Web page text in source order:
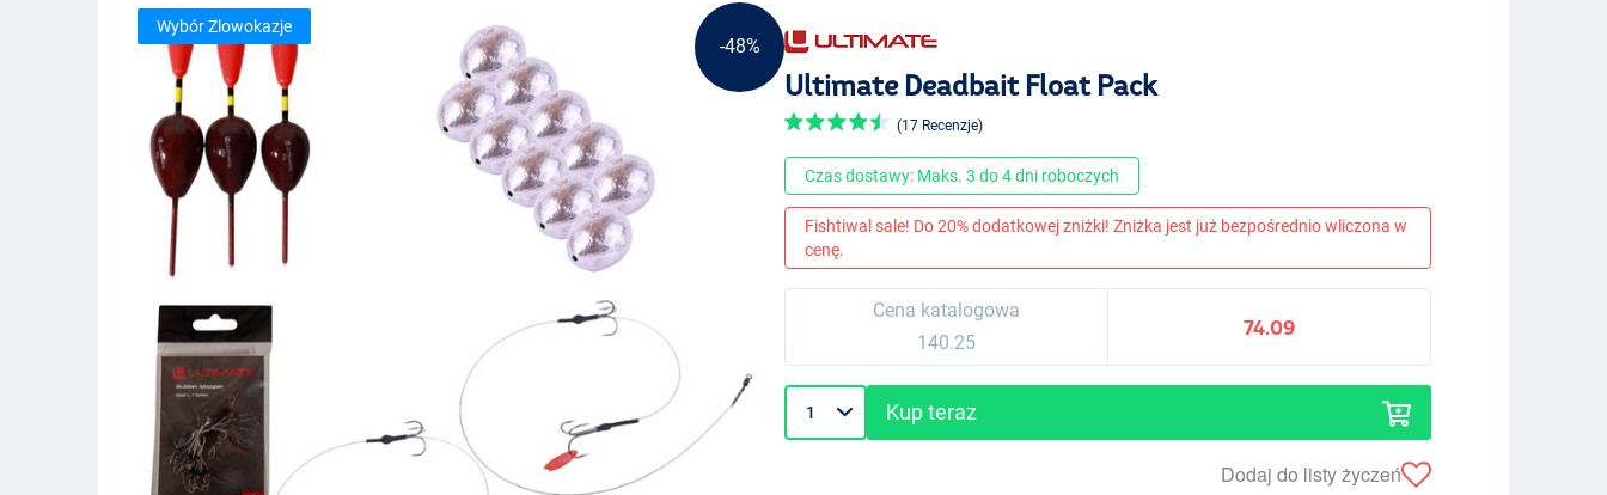
-48%
Wybór Zlowokazje
Ultimate Deadbait Float Pack
(17 Recenzje)
Czas dostawy: Maks. 3 do 4 dni roboczych
Fishtiwal sale! Do 20% dodatkowej zniżki! Zniżka jest już bezpośrednio wliczona w
cenę.
Cena katalogowa
140.25
74.09
Kup teraz
Dodaj do listy życzeń